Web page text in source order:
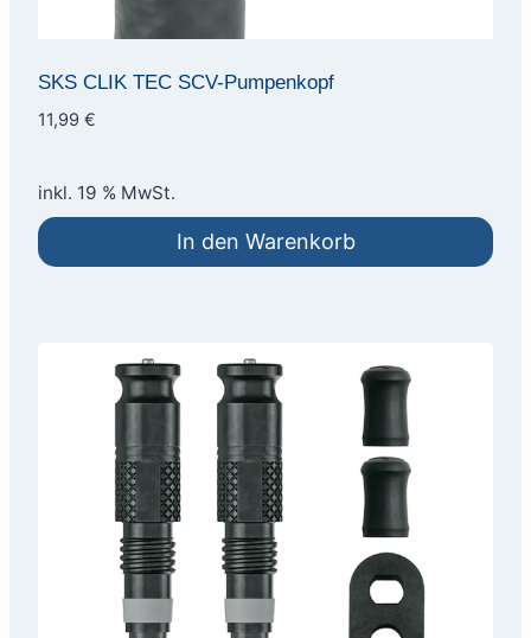
SKS CLIK TEC SCV-Pumpenkopf
11,99 €
inkl. 19 % MwSt.
In den Warenkorb